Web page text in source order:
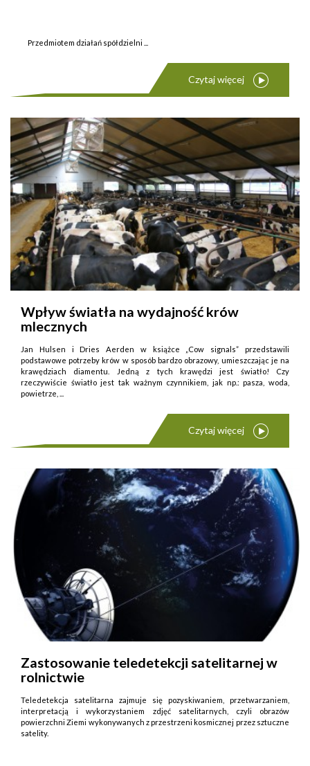
Przedmiotem działań spółdzielni ...
Czytaj więcej
Wpływ światła na wydajność krów
mlecznych
Jan Hulsen i Dries Aerden w książce „Cow signals” przedstawili
podstawowe potrzeby krów w sposób bardzo obrazowy, umieszczając je na
krawędziach diamentu. Jedną z tych krawędzi jest światło! Czy
rzeczywiście światło jest tak ważnym czynnikiem, jak np.: pasza, woda,
powietrze, ...
Czytaj więcej
Zastosowanie teledetekcji satelitarnej w
rolnictwie
Teledetekcja satelitarna zajmuje się pozyskiwaniem, przetwarzaniem,
interpretacją i wykorzystaniem zdjęć satelitarnych, czyli obrazów
powierzchni Ziemi wykonywanych z przestrzeni kosmicznej przez sztuczne
satelity.